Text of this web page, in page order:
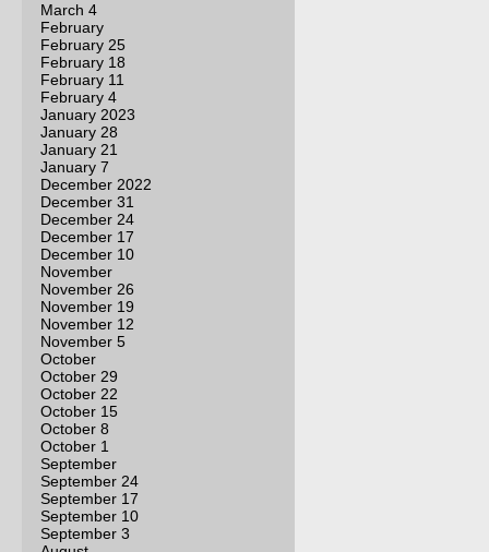
March 4
February
February 25
February 18
February 11
February 4
January 2023
January 28
January 21
January 7
December 2022
December 31
December 24
December 17
December 10
November
November 26
November 19
November 12
November 5
October
October 29
October 22
October 15
October 8
October 1
September
September 24
September 17
September 10
September 3